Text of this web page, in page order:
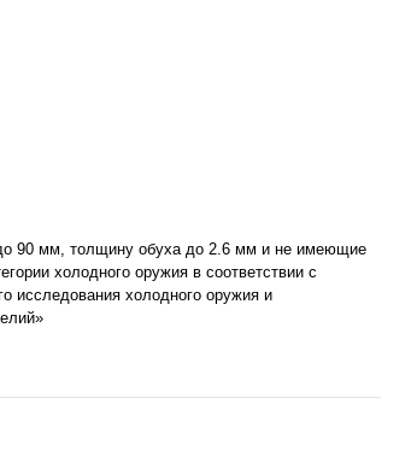
90 мм, толщину обуха до 2.6 мм и не имеющие
холодного оружия в соответствии с
исследования холодного оружия и